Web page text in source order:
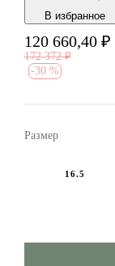
В избранноe
120 660,40 ₽
172 372 ₽
-30 %
Размер
16.5